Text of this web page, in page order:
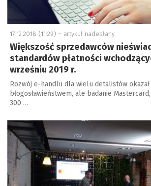
17.12.2018 (11:29) – artykuł nadesłany
Większość sprzedawców
standardów płatności
wrześniu 2019 r.
Rozwój e-handlu dla wielu detalistów okazał
błogosławieństwem, ale badanie
300 …
a